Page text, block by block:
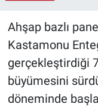
Ahşap bazlı
Kastamonu
gerçekleştirdiği
büyümesini
döneminde